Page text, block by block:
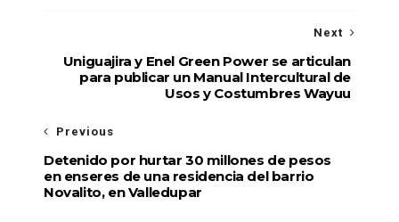
Next
Uniguajira y Enel Green Power se articulan
para publicar un Manual Intercultural de
Usos y Costumbres Wayuu
Previous
Detenido por hurtar 30 millones de pesos
en enseres de una residencia del barrio
Novalito, en Valledupar